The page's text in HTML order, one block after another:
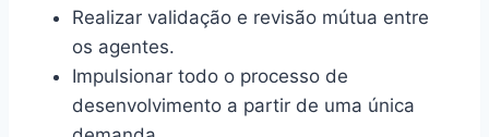
Realizar validação e revisão mútua entre
os agentes.
Impulsionar todo o processo de
desenvolvimento a partir de uma única